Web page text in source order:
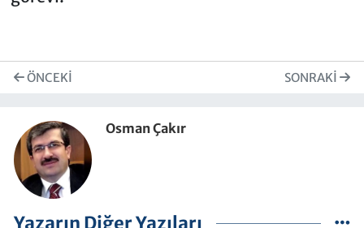
ÖNCEKI SONRAKI
Osman Çakır
Yazarın Diğer Yazıları